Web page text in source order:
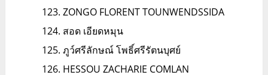
ZONGO FLORENT TOUNWENDSSIDA
สอด เอียดหมุน
ภูว์ศรีลักษณ์ โพธิ์ศรีรัตนบุศย์
HESSOU ZACHARIE COMLAN